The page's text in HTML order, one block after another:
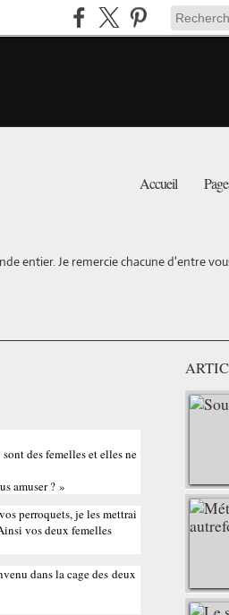
Accueil
entier. Je remercie chacune d'entre
des femelles et elles ne
amuser ? »
perroquets, je les mettrai
vos deux femelles
dans la cage des deux